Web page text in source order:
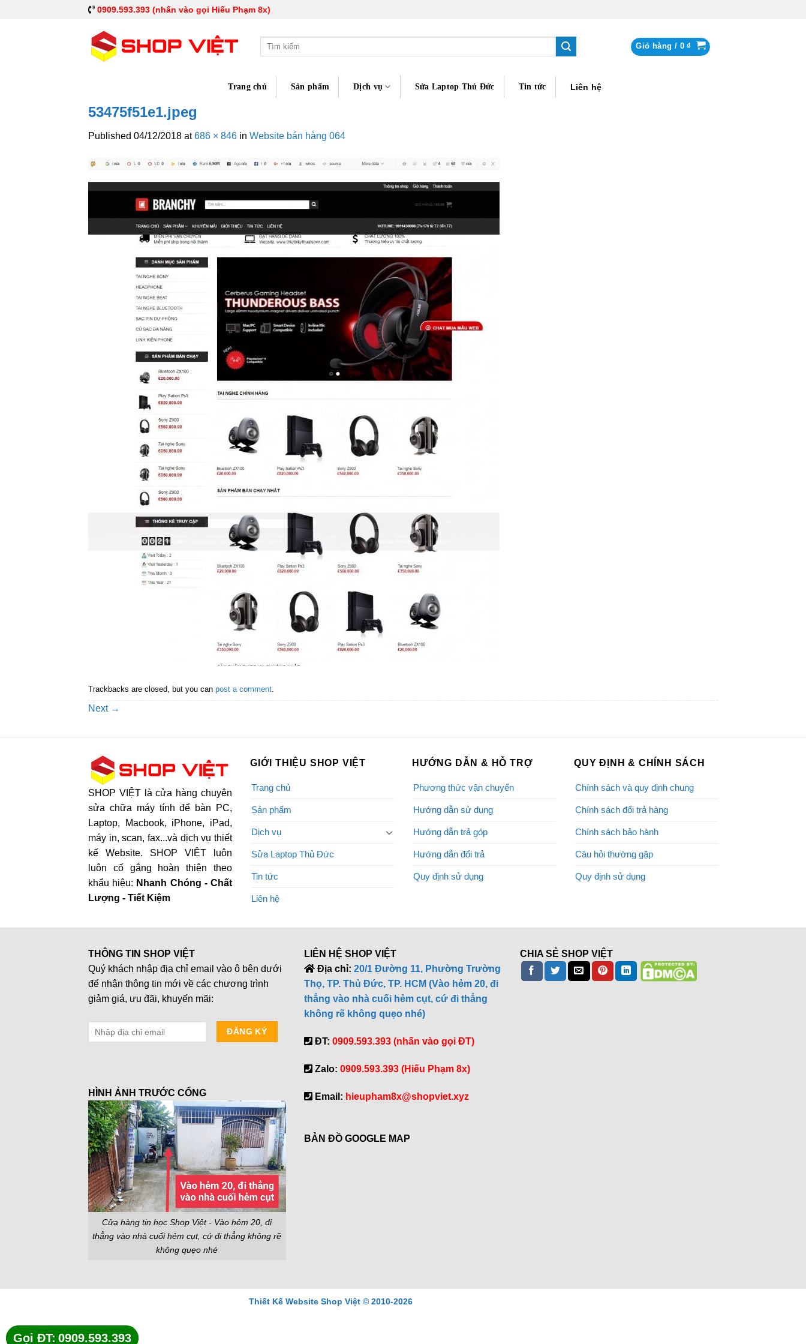
0909.593.393 (nhấn vào gọi Hiếu Phạm 8x)
Tìm
Giỏ hàng / 0₫
Trang chủ Sản phẩm Dịch vụ Sửa Laptop Thủ Đức Tin tức Liên hệ
53475f51e1.jpeg
Published 04/12/2018 at686 × 846 in Website bán hàng 064
Trackbacks are closed, but you can post a comment.
Next →
SHOP VIỆT là cửa hàng chuyên
sửa chữa máy tính để bàn PC,
Laptop, Macbook, iPhone, iPad,
máy in, scan, fax...và dịch vụ thiết
kế Website. SHOP VIỆT luôn
luôn cố gắng hoàn thiện theo
khẩu hiệu: Nhanh Chóng - Chất
Lượng - Tiết Kiệm
GIỚI THIỆU SHOP VIỆT
Trang chủ
Sản phẩm
Dịch vụ
Sửa Laptop Thủ Đức
Tin tức
Liên hệ
HƯỚNG DẪN & HỖ TRỢ
Phương thức vận chuyển
Hướng dẫn sử dụng
Hướng dẫn trả góp
Hướng dẫn đổi trả
Quy định sử dụng
QUY ĐỊNH & CHÍNH SÁCH
Chính sách và quy định chung
Chính sách đổi trả hàng
Chính sách bảo hành
Câu hỏi thường gặp
Quy định sử dụng
THÔNG TIN SHOP VIỆT
Quý khách nhập địa chỉ email vào ô bên dưới
để nhận thông tin mới về các chương trình
giảm giá, ưu đãi, khuyến mãi:
HÌNH ẢNH TRƯỚC CỔNG
Cửa hàng tin học Shop Việt - Vào hẻm 20, đi
thẳng vào nhà cuối hẻm cụt, cứ đi thẳng không rẽ
không quẹo nhé
LIÊN HỆ SHOP VIỆT
Địa chỉ: 20/1 Đường 11, Phường Trường
Thọ, TP. Thủ Đức, TP. HCM (Vào hẻm 20, đi
thẳng vào nhà cuối hẻm cụt, cứ đi thẳng
không rẽ không quẹo nhé)
ĐT: 0909.593.393 (nhấn vào gọi ĐT)
Zalo: 0909.593.393 (Hiếu Phạm 8x)
Email: hieupham8x@shopviet.xyz
BẢN ĐỒ GOOGLE MAP
CHIA SẺ SHOP VIỆT
Thiết Kế Website Shop Việt © 2010-2026
Gọi ĐT: 0909.593.393
Gọi ĐT: 0909.593.393